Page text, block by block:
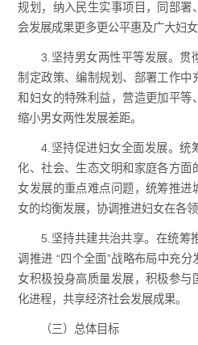
规划，纳入民生实事项目，同部署
会发展成果更多更公平惠及广大妇女
3.坚持男女两性平等发展。贯
制定政策、编制规划、部署工作中
和妇女的特殊利益，营造更加平等
缩小男女两性发展差距。
4.坚持促进妇女全面发展。统
化、社会、生态文明和家庭各方面
女发展的重点难点问题，统筹推进
女的均衡发展，协调推进妇女在各领
5.坚持共建共治共享。在统筹推
调推进 “四个全面”战略布局中充
女积极投身高质量发展，积极参与
化进程，共享经济社会发展成果。
（三）总体目标